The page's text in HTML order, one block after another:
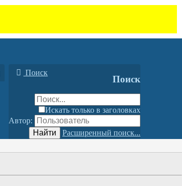
Поиск
Поиск
Искать только в заголовках
Автор:
Найти
Расширенный поиск...